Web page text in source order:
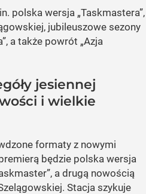
polska wersja „Taskmastera”,
jubileuszowe sezony
a także powrót „Azja
jesiennej
i wielkie
formaty z nowymi
będzie polska wersja
a drugą nowością
Stacja szykuje